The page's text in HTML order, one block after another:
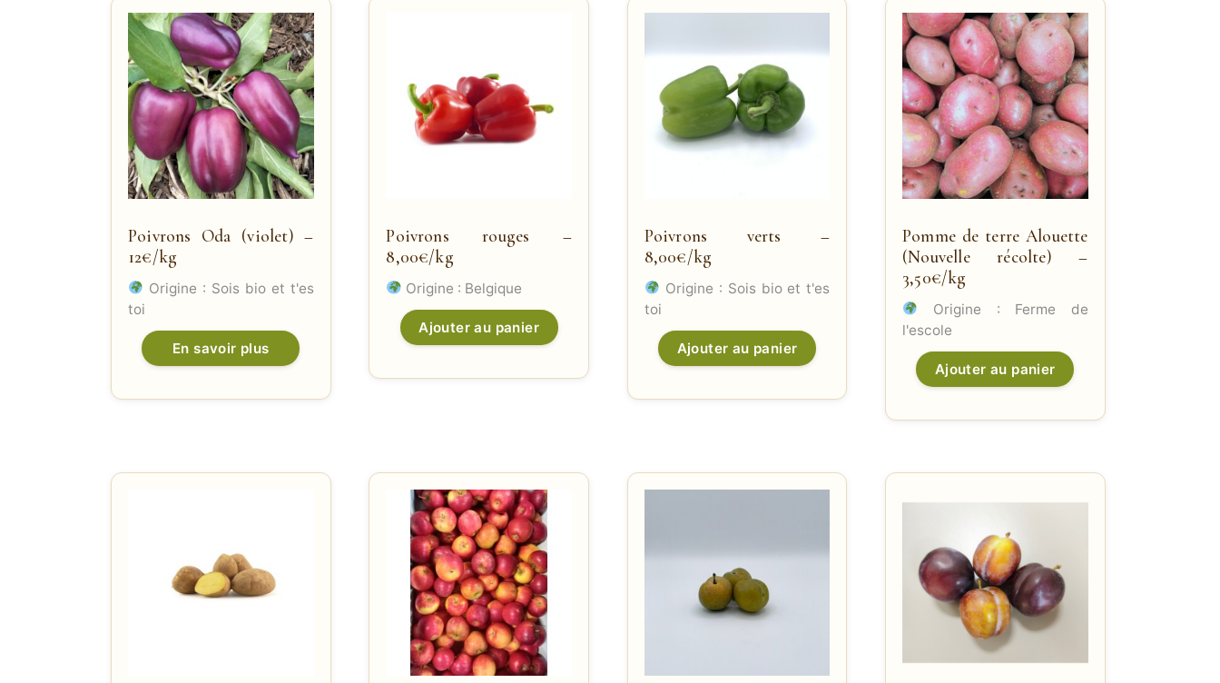
Poivrons Oda (violet) –
12€/kg
Origine : Sois bio et t'es
toi
En savoir plus
Poivrons rouges –
8,00€/kg
Origine : Belgique
Ajouter au panier
Poivrons verts –
8,00€/kg
Origine : Sois bio et t'es
toi
Ajouter au panier
Pomme de terre Alouette
(Nouvelle récolte) –
3,50€/kg
Origine : Ferme de
l'escole
Ajouter au panier